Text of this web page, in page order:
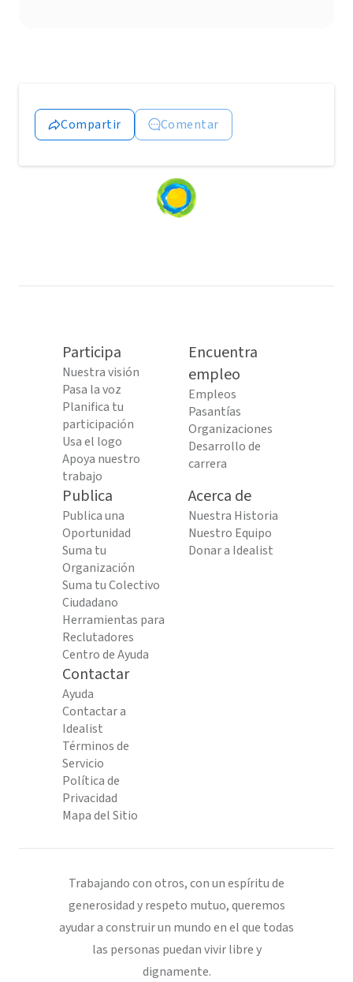
Compartir Comentar
Loading
Participa
Nuestra visión
Pasa la voz
Planifica tu
participación
Usa el logo
Apoya nuestro
trabajo
Encuentra
empleo
Empleos
Pasantías
Organizaciones
Desarrollo de
carrera
Publica
Publica una
Oportunidad
Suma tu
Organización
Suma tu Colectivo
Ciudadano
Herramientas para
Reclutadores
Centro de Ayuda
Acerca de
Nuestra Historia
Nuestro Equipo
Donar a Idealist
Contactar
Ayuda
Contactar a
Idealist
Términos de
Servicio
Política de
Privacidad
Mapa del Sitio
Trabajando con otros, con un espíritu de
generosidad y respeto mutuo, queremos
ayudar a construir un mundo en el que todas
las personas puedan vivir libre y
dignamente.